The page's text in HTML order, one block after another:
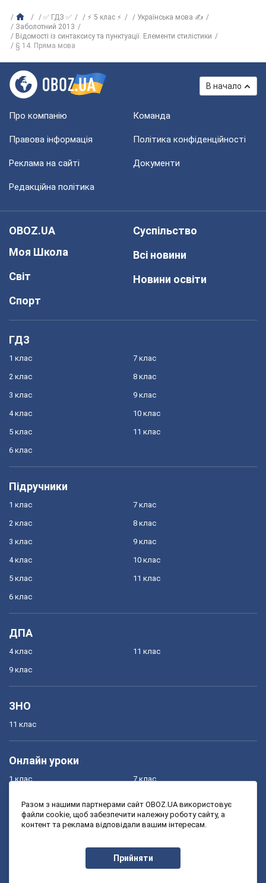
✅ ГДЗ ✅ ⚡ 5 клас ⚡
Українська мова ✍
Заболотний 2013
Відомості із синтаксису та пунктуації. Елементи стилістики
§ 14. Пряма мова
В начало
Про компанію Команда
Правова інформація Політика конфіденційності
Реклама на сайті Документи
Редакційна політика
OBOZ.UA
Моя Школа
Світ
Спорт
Суспільство
Всі новини
Новини освіти
ГДЗ
1 клас
2 клас
3 клас
4 клас
5 клас
6 клас
7 клас
8 клас
9 клас
10 клас
11 клас
Підручники
1 клас
2 клас
3 клас
4 клас
5 клас
6 клас
7 клас
8 клас
9 клас
10 клас
11 клас
ДПА
4 клас
9 клас
11 клас
ЗНО
11 клас
Онлайн уроки
1 клас
3 клас
7 клас
9 клас
Разом з нашими партнерами сайт OBOZ.UA використовує
файли cookie, щоб забезпечити належну роботу сайту, а
контент та реклама відповідали вашим інтересам.
Прийняти